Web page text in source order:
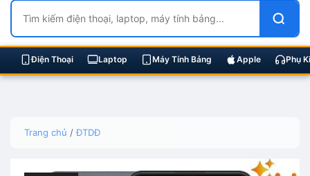
Điện Thoại Laptop Máy Tính Bảng Apple Phụ
Trang chủ /ĐTDĐ